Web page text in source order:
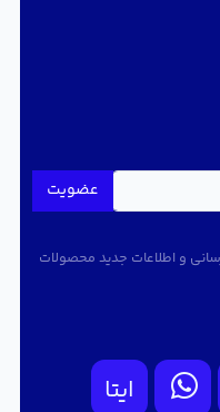
عضویت
و اطلاعات جدید محصولات
ایتا